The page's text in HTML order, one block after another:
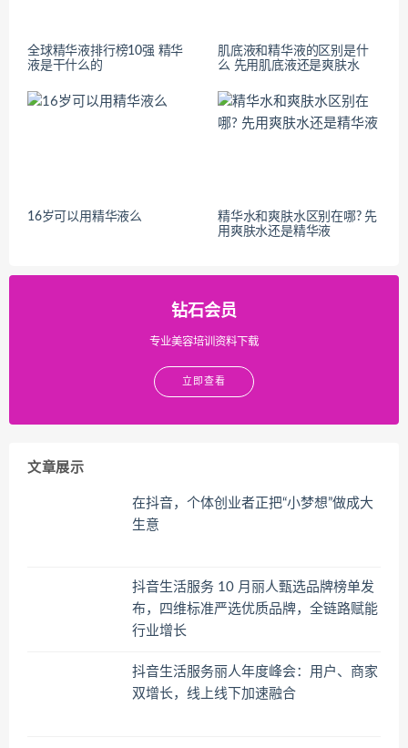
全球精华液排行榜10强 精华
液是干什么的
肌底液和精华液的区别是什
么 先用肌底液还是爽肤水
16岁可以用精华液么
精华水和爽肤水区别在哪? 先
用爽肤水还是精华液
钻石会员
专业美容培训资料下载
立即查看
文章展示
在抖音，个体创业者正把“小梦想”做成大
生意
抖音生活服务 10 月丽人甄选品牌榜单发
布，四维标准严选优质品牌，全链路赋能
行业增长
抖音生活服务丽人年度峰会：用户、商家
双增长，线上线下加速融合